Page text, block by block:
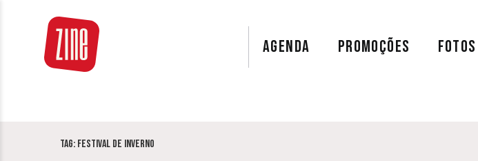
AGENDA PROMOÇÕES FOTOS
Tag: Festival de Inverno